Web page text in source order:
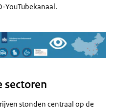
YouTubekanaal.
China
sectoren
stonden centraal op de